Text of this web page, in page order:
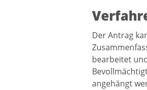
Der Antrag
bearbeitet
angehängt